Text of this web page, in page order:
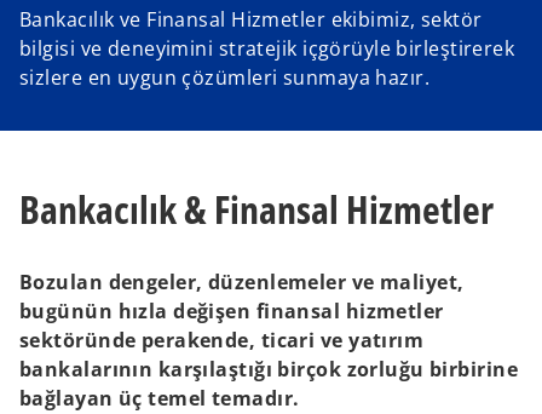
Bankacılık ve Finansal Hizmetler ekibimiz, sektör
bilgisi ve deneyimini stratejik içgörüyle birleştirerek
sizlere en uygun çözümleri sunmaya hazır.
Bankacılık & Finansal Hizmetler
Bozulan dengeler, düzenlemeler ve maliyet,
bugünün hızla değişen finansal hizmetler
sektöründe perakende, ticari ve yatırım
bankalarının karşılaştığı birçok zorluğu birbirine
bağlayan üç temel temadır.